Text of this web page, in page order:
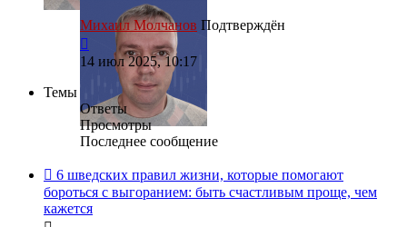
Михаил Молчанов Подтверждён
14 июл 2025, 10:17
Темы
Ответы
Просмотры
Последнее сообщение
6 шведских правил жизни, которые помогают
бороться с выгоранием: быть счастливым проще, чем
кажется